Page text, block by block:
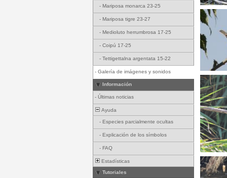
- Mariposa monarca 23-25
- Mariposa tigre 23-27
- Medioluto herrumbrosa 17-25
- Coipú 17-25
- Tettigettalna argentata 15-22
- Galería de imágenes y sonidos
Información
- Últimas noticias
Ayuda
- Especies parcialmente ocultas
- Explicación de los símbolos
- FAQ
Estadísticas
Tutoriales